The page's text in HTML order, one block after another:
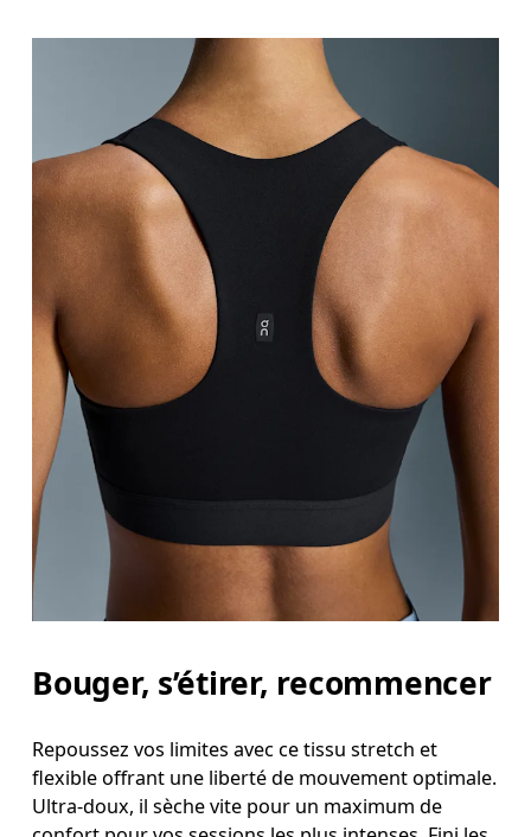
Bouger, s’étirer, recommencer
Repoussez vos limites avec ce tissu stretch et
flexible offrant une liberté de mouvement optimale.
Ultra-doux, il sèche vite pour un maximum de